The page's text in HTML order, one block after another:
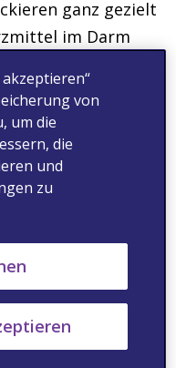
ganz gezielt
im Darm
behalten die
Verfügbarkeit
für die
Obstipation
lässt sich in
starken
noch mit einer
von
um die
die
und
zu